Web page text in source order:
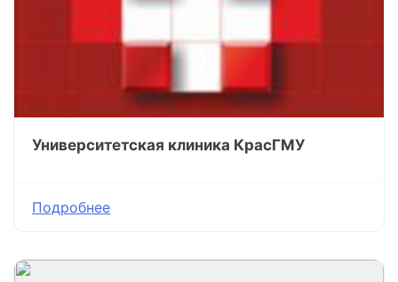
Университетская клиника КрасГМУ
Подробнее